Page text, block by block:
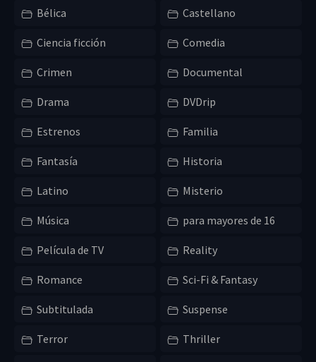
Bélica Castellano
Ciencia ficción Comedia
Crimen Documental
Drama DVDrip
Estrenos Familia
Fantasía Historia
Latino Misterio
Música para mayores de 16
Película de TV Reality
Romance Sci-Fi & Fantasy
Subtitulada Suspense
Terror Thriller